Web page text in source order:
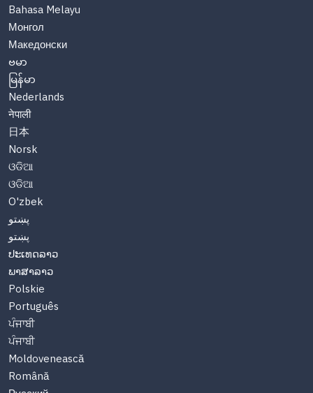
Bahasa Melayu
Монгол
Македонски
ဗမာ
မြန်မာ
Nederlands
नेपाली
日本
Norsk
ଓଡିଆ
ଓଡିଆ
O'zbek
پښتو
پښتو
ປະເທດລາວ
ພາສາລາວ
Polskie
Português
ਪੰਜਾਬੀ
ਪੰਜਾਬੀ
Moldovenească
Română